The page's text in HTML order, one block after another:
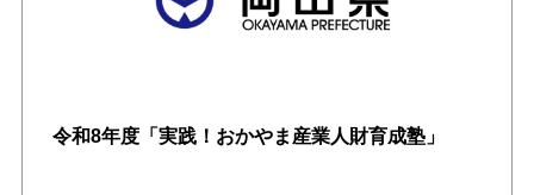
令和8年度「実践！おかやま産業人財育成塾」